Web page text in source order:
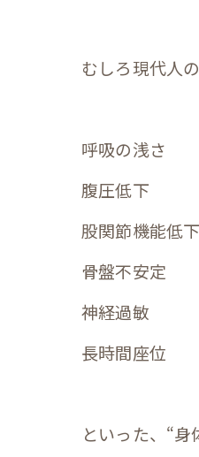
むしろ現代人の
呼吸の浅さ
腹圧低下
股関節機能低下
骨盤不安定
神経過敏
長時間座位
といった、“